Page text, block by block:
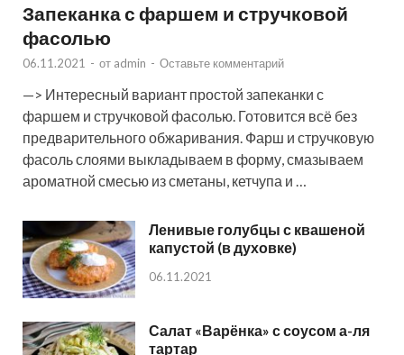
Запеканка с фаршем и стручковой
фасолью
06.11.2021 - от admin - Оставьте комментарий
—> Интересный вариант простой запеканки с
фаршем и стручковой фасолью. Готовится всё без
предварительного обжаривания. Фарш и стручковую
фасоль слоями выкладываем в форму, смазываем
ароматной смесью из сметаны, кетчупа и …
Ленивые голубцы с квашеной
капустой (в духовке)
06.11.2021
Салат «Варёнка» с соусом а-ля
тартар